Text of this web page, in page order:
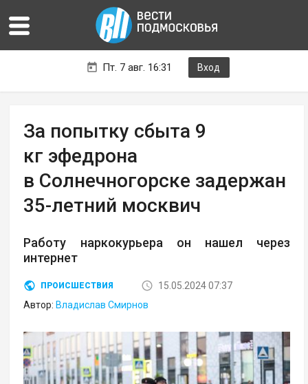
Пт. 7 авг. 16:31 Вход
За попытку сбыта 9
кг эфедрона
в Солнечногорске задержан
35-летний москвич
Работу наркокурьера он нашел через
интернет
ПРОИСШЕСТВИЯ
15.05.2024 07:37
Автор: Владислав Смирнов